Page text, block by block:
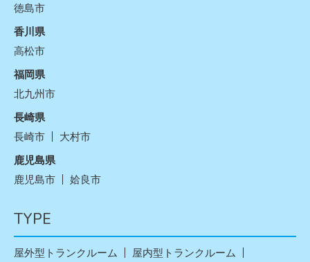
徳島市
香川県
高松市
福岡県
北九州市
長崎県
長崎市
大村市
鹿児島県
鹿児島市
姶良市
TYPE
屋外型トランクルーム
屋内型トランクルーム